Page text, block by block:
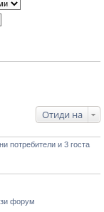
Отиди на
потребители и 3 госта
форум